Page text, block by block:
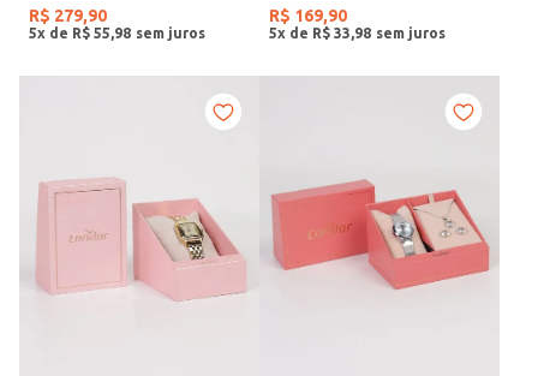
R$ 279,90
5x de R$ 55 98
R$ 169,90
5x de R$ 33 98